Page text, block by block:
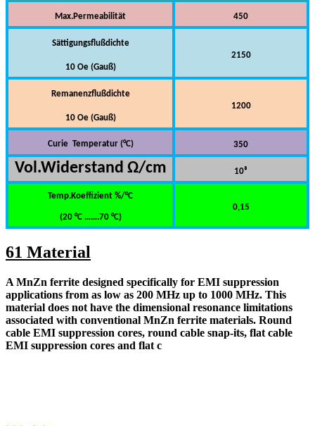
Max.Permeabilität 450
Sättigungsflußdichte
10 Oe (Gauß)
2150
Remanenzflußdichte
10 Oe (Gauß)
1200
Curie Temperatur (°C) 350
Vol.Widerstand Ω/cm 10⁸
Temp.Koeffizient %/°C
(20 °C …….70 °C)
0,15
61 Material
A MnZn ferrite designed specifically for EMI suppression
applications from as low as 200 MHz up to 1000 MHz. This
material does not have the dimensional resonance limitations
associated with conventional MnZn ferrite materials. Round
cable EMI suppression cores, round cable snap-its, flat cable
EMI suppression cores and flat c